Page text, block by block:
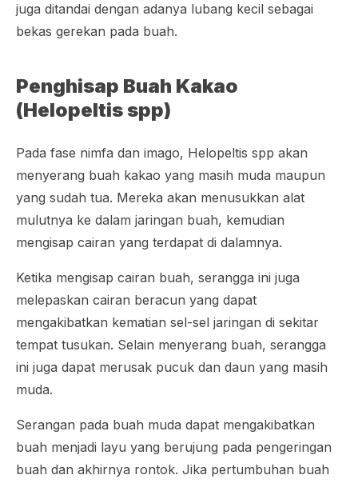
juga ditandai dengan adanya lubang kecil sebagai
bekas gerekan pada buah.
Penghisap Buah Kakao
(Helopeltis spp)
Pada fase nimfa dan imago, Helopeltis spp akan
menyerang buah kakao yang masih muda maupun
yang sudah tua. Mereka akan menusukkan alat
mulutnya ke dalam jaringan buah, kemudian
mengisap cairan yang terdapat di dalamnya.
Ketika mengisap cairan buah, serangga ini juga
melepaskan cairan beracun yang dapat
mengakibatkan kematian sel-sel jaringan di sekitar
tempat tusukan. Selain menyerang buah, serangga
ini juga dapat merusak pucuk dan daun yang masih
muda.
Serangan pada buah muda dapat mengakibatkan
buah menjadi layu yang berujung pada pengeringan
buah dan akhirnya rontok. Jika pertumbuhan buah